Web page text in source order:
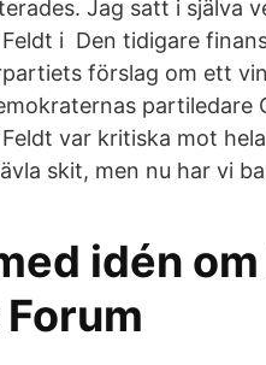
Jag satt i själva
i Den tidigare
förslag om ett
partiledare
var kritiska mot
skit, men nu har vi
idén